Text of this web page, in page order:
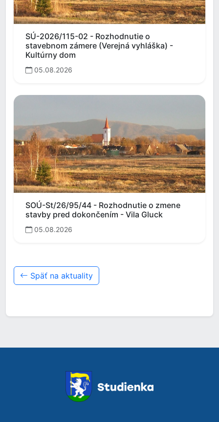
SÚ-2026/115-02 - Rozhodnutie o
stavebnom zámere (Verejná vyhláška) -
Kultúrny dom
05.08.2026
SOÚ-St/26/95/44 - Rozhodnutie o zmene
stavby pred dokončením - Vila Gluck
05.08.2026
Späť na aktuality